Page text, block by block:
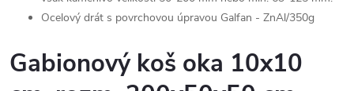
Ocelový drát s povrchovou úpravou Galfan - ZnAl/350g
Gabionový koš oka 10x10